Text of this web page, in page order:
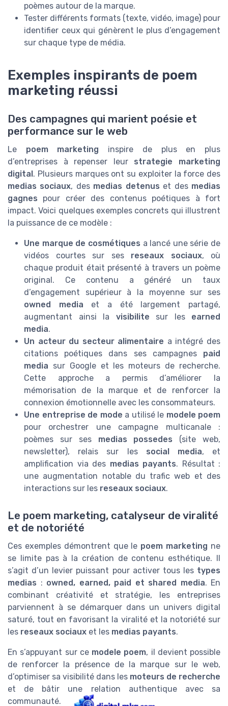
poèmes autour de la marque.
Tester différents formats (texte, vidéo, image) pour
identifier ceux qui génèrent le plus d’engagement
sur chaque type de média.
Exemples inspirants de poem
marketing réussi
Des campagnes qui marient poésie et
performance sur le web
Le poem marketing inspire de plus en plus
d’entreprises à repenser leur strategie marketing
digital. Plusieurs marques ont su exploiter la force des
medias sociaux, des medias detenus et des medias
gagnes pour créer des contenus poétiques à fort
impact. Voici quelques exemples concrets qui illustrent
la puissance de ce modèle :
Une marque de cosmétiques a lancé une série de
vidéos courtes sur ses reseaux sociaux, où
chaque produit était présenté à travers un poème
original. Ce contenu a généré un taux
d’engagement supérieur à la moyenne sur ses
owned media et a été largement partagé,
augmentant ainsi la visibilite sur les earned
media.
Un acteur du secteur alimentaire a intégré des
citations poétiques dans ses campagnes paid
media sur Google et les moteurs de recherche.
Cette approche a permis d’améliorer la
mémorisation de la marque et de renforcer la
connexion émotionnelle avec les consommateurs.
Une entreprise de mode a utilisé le modele poem
pour orchestrer une campagne multicanale :
poèmes sur ses medias possedes (site web,
newsletter), relais sur les social media, et
amplification via des medias payants. Résultat :
une augmentation notable du trafic web et des
interactions sur les reseaux sociaux.
Le poem marketing, catalyseur de viralité
et de notoriété
Ces exemples démontrent que le poem marketing ne
se limite pas à la création de contenu esthétique. Il
s’agit d’un levier puissant pour activer tous les types
medias : owned, earned, paid et shared media. En
combinant créativité et stratégie, les entreprises
parviennent à se démarquer dans un univers digital
saturé, tout en favorisant la viralité et la notoriété sur
les reseaux sociaux et les medias payants.
En s’appuyant sur ce modele poem, il devient possible
de renforcer la présence de la marque sur le web,
d’optimiser sa visibilité dans les moteurs de recherche
et de bâtir une relation authentique avec sa
communauté.